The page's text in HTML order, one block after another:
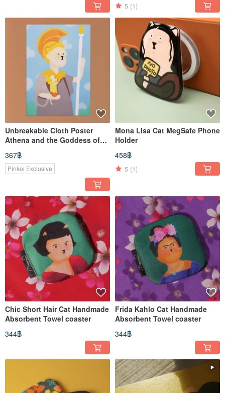
5 (1)
Unbreakable Cloth Poster
Athena and the Goddess of
Victory Mimou
367฿
Pinkoi Exclusive
Mona Lisa Cat MegSafe Phone
Holder
458฿
5 (1)
Chic Short Hair Cat Handmade
Absorbent Towel coaster
344฿
Frida Kahlo Cat Handmade
Absorbent Towel coaster
344฿